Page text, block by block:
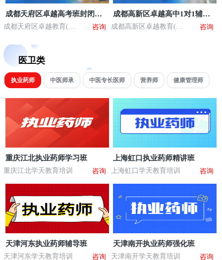
成都天府区卓越高考班封闭式
全日制
成都天府区卓越教育(麓
咨询
成都高新区卓越高中1对1辅导
补习
成都高新区卓越教育(全
咨询
医卫类
执业药师 中医师承 中医专长医师 营养师 健康管理师
重庆江北执业药师学习班
重庆江北学天教育培训 咨询
上海虹口执业药师精讲班
上海虹口学天教育培训 咨询
天津河东执业药师辅导班
天津河东学天教育培训 咨询
天津南开执业药师强化班
天津南开学天教育培训 咨询